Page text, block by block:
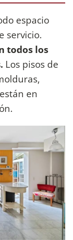
espacio
servicio.
todos los
Los pisos de
en